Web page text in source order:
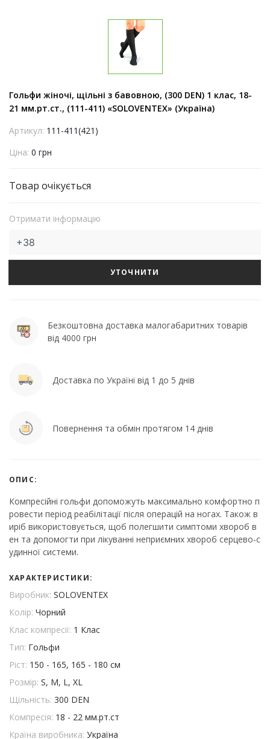
Гольфи жіночі, щільні з бавовною, (300 DEN) 1 клас, 18-
21 мм.рт.ст., (111-411) «SOLOVENTEX» (Україна)
Артикул: 111-411(421)
Ціна: 0 грн
Товар очікується
Отримати інформацію
УТОЧНИТИ
Безкоштовна доставка малогабаритних товарів
від 4000 грн
Доставка по Україні від 1 до 5 днів
Повернення та обмін протягом 14 днів
ОПИС:
Компресійні гольфи допоможуть максимально комфортно п
ровести період реабілітації після операцій на ногах. Також в
иріб використовується, щоб полегшити симптоми хвороб в
ен та допомогти при лікуванні неприємних хвороб серцево-с
удинної системи.
ХАРАКТЕРИСТИКИ:
Виробник: SOLOVENTEX
Колір: Чорний
Клас компресії: 1 Клас
Тип: Гольфи
Ріст: 150 - 165, 165 - 180 см
Розмір: S, M, L, XL
Щільність: 300 DEN
Компресія: 18 - 22 мм.рт.ст
Країна виробника: Україна